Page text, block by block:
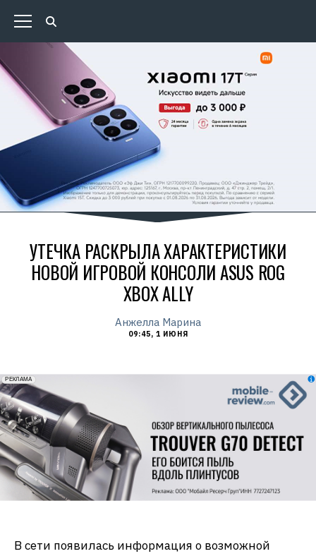
УТЕЧКА РАСКРЫЛА ХАРАКТЕРИСТИКИ
НОВОЙ ИГРОВОЙ КОНСОЛИ ASUS ROG
XBOX ALLY
Анжелла Марина
09:45, 1 ИЮНЯ
erid: 2VfnxxmNzs5
РЕКЛАМА
В сети появилась информация о возможной